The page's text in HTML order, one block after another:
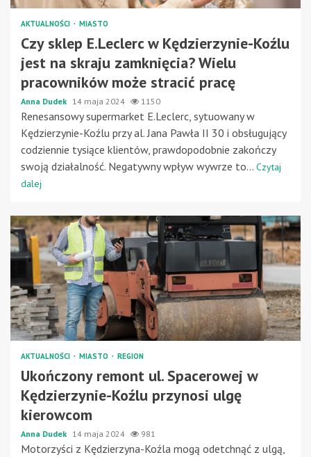
AKTUALNOŚCI MIASTO
Czy sklep E.Leclerc w Kędzierzynie-Koźlu
jest na skraju zamknięcia? Wielu
pracowników może stracić pracę
Anna Dudek 14 maja 2024 1150
Renesansowy supermarket E.Leclerc, sytuowany w
Kędzierzynie-Koźlu przy al. Jana Pawła II 30 i obsługujący
codziennie tysiące klientów, prawdopodobnie zakończy
swoją działalność. Negatywny wpływ wywrze to... Czytaj
dalej
AKTUALNOŚCI MIASTO REGION
Ukończony remont ul. Spacerowej w
Kędzierzynie-Koźlu przynosi ulgę
kierowcom
Anna Dudek 14 maja 2024 981
Motorzyści z Kędzierzyna-Koźla mogą odetchnąć z ulgą,